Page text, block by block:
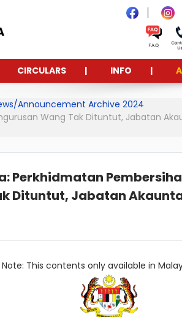
CIRCULARS INFO
Announcement Archive 2024
Wang Tak Dituntut, Jabatan
Perkhidmatan
Dituntut, Jabatan
This contents only available in